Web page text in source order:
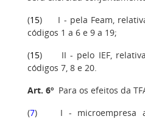
(15) I - pela Feam,
códigos 1 a 6 e 9 a 19;
(15) II - pelo IEF,
códigos 7, 8 e 20.
Art. 6º Para os efeitos da
(7) I - microempresa a